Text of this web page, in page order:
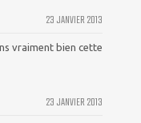
23 JANVIER 2013
vraiment bien cette
23 JANVIER 2013